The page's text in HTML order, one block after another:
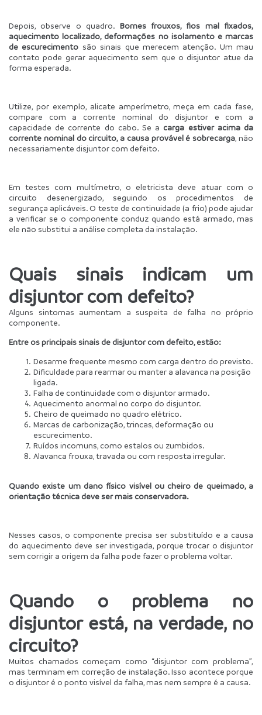
Depois, observe o quadro. Bornes frouxos, fios mal fixados,
aquecimento localizado, deformações no isolamento e marcas
de escurecimento são sinais que merecem atenção. Um mau
contato pode gerar aquecimento sem que o disjuntor atue da
forma esperada.
Utilize, por exemplo, alicate amperímetro, meça em cada fase,
compare com a corrente nominal do disjuntor e com a
capacidade de corrente do cabo. Se a carga estiver acima da
corrente nominal do circuito, a causa provável é sobrecarga, não
necessariamente disjuntor com defeito.
Em testes com multímetro, o eletricista deve atuar com o
circuito desenergizado, seguindo os procedimentos de
segurança aplicáveis. O teste de continuidade (a frio) pode ajudar
a verificar se o componente conduz quando está armado, mas
ele não substitui a análise completa da instalação.
Quais sinais indicam um
disjuntor com defeito?
Alguns sintomas aumentam a suspeita de falha no próprio
componente.
Entre os principais sinais de disjuntor com defeito, estão:
Desarme frequente mesmo com carga dentro do previsto.
Dificuldade para rearmar ou manter a alavanca na posição
ligada.
Falha de continuidade com o disjuntor armado.
Aquecimento anormal no corpo do disjuntor.
Cheiro de queimado no quadro elétrico.
Marcas de carbonização, trincas, deformação ou
escurecimento.
Ruídos incomuns, como estalos ou zumbidos.
Alavanca frouxa, travada ou com resposta irregular.
Quando existe um dano físico visível ou cheiro de queimado, a
orientação técnica deve ser mais conservadora.
Nesses casos, o componente precisa ser substituído e a causa
do aquecimento deve ser investigada, porque trocar o disjuntor
sem corrigir a origem da falha pode fazer o problema voltar.
Quando o problema no
disjuntor está, na verdade, no
circuito?
Muitos chamados começam como “disjuntor com problema”,
mas terminam em correção de instalação. Isso acontece porque
o disjuntor é o ponto visível da falha, mas nem sempre é a causa.